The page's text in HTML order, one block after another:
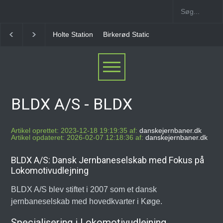
Holte Station Birkerød Station
BLDX A/S - BLDX
Artikel oprettet: 2023-12-18 19:19:35 af: danskejernbaner.dk
Artikel opdateret: 2026-02-07 12:18:36 af: danskejernbaner.dk
BLDX A/S: Dansk Jernbaneselskab med Fokus på
Lokomotivudlejning
BLDX A/S blev stiftet i 2007 som et dansk
jernbaneselskab med hovedkvarter i Køge.